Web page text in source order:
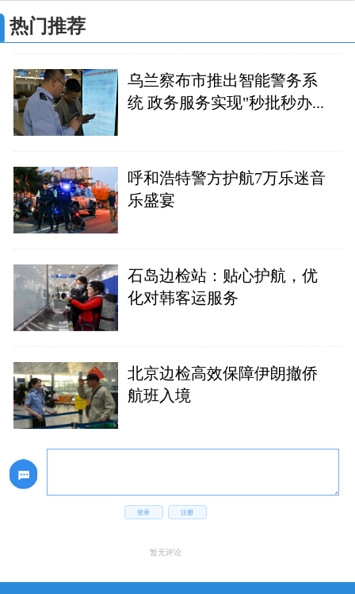
热门推荐
乌兰察布市推出智能警务系
统 政务服务实现"秒批秒办...
呼和浩特警方护航7万乐迷音
乐盛宴
石岛边检站：贴心护航，优
化对韩客运服务
北京边检高效保障伊朗撤侨
航班入境
登录 注册
暂无评论